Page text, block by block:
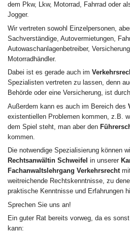
dem Pkw, Lkw, Motorrad, Fahrrad oder
Jogger.
Wir vertreten sowohl Einzelpersonen,
Sachverständige, Autovermietungen,
Autowaschanlagenbetreiber,
Motorradhändler.
Dabei ist es gerade auch im
Spezialisten vertreten zu lassen, denn
Behörde oder eine Versicherung, ist
Außerdem kann es auch im Bereich des
existentiellen Problemen kommen, z.B.
dem Spiel steht, man aber den
kommen.
Die notwendige Spezialisierung können
Rechtsanwältin Schweifel in unserer
Fachanwaltslehrgang Verkehrsrecht
weitreichende Rechtskenntnisse, zu
praktische Kenntnisse und Erfahrungen
Sprechen Sie uns an!
Ein guter Rat bereits vorweg, da es
kann: